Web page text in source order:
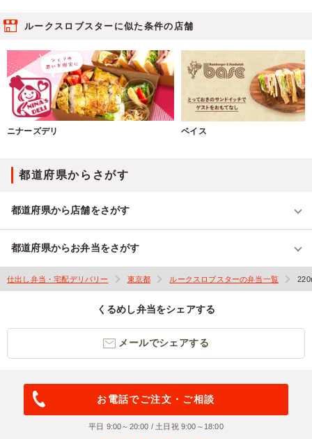
ルークスロブスターに似た条件の店舗
ニナーズデリ ベイス
都道府県からさがす
都道府県から店舗をさがす
都道府県からお弁当をさがす
仕出し弁当・宅配デリバリー 東京都 ルークスロブスターの弁当一覧
くるめし弁当をシェアする
メールでシェアする
お電話でご注文・ご相談
平日 9:00～20:00 / 土日祝 9:00～18:00